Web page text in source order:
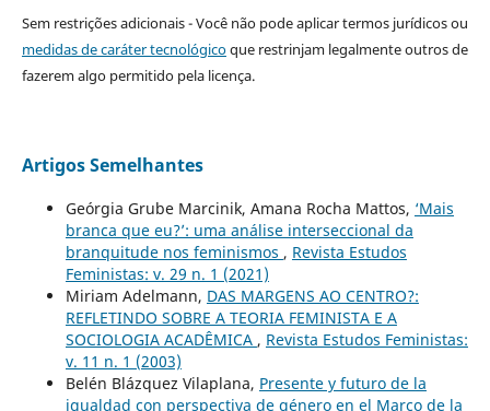
Sem restrições adicionais - Você não pode aplicar termos jurídicos ou
medidas de caráter tecnológicoque restrinjam legalmente outros de
fazerem algo permitido pela licença.
Artigos Semelhantes
Geórgia Grube Marcinik, Amana Rocha Mattos, ‘Mais
branca que eu?’: uma análise interseccional da
branquitude nos feminismos , Revista Estudos
Feministas: v. 29 n. 1 (2021)
Miriam Adelmann, DAS MARGENS AO CENTRO?:
REFLETINDO SOBRE A TEORIA FEMINISTA E A
SOCIOLOGIA ACADÊMICA , Revista Estudos Feministas:
v. 11 n. 1 (2003)
Belén Blázquez Vilaplana, Presente y futuro de la
igualdad con perspectiva de género en el Marco de la